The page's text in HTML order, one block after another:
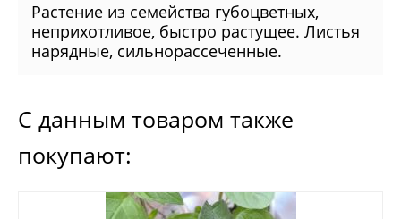
Растение из семейства губоцветных,
неприхотливое, быстро растущее. Листья
нарядные, сильнорассеченные.
С данным товаром также
покупают: